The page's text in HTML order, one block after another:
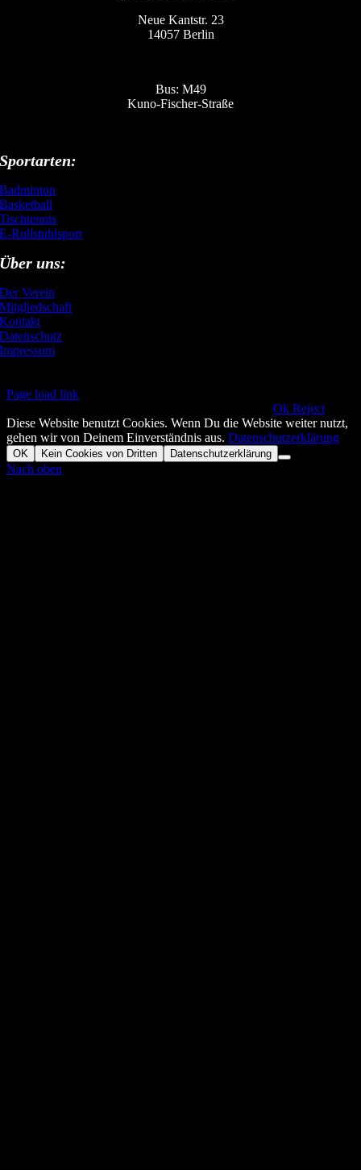
Neue Kantstr. 23
14057 Berlin
Bus: M49
Kuno-Fischer-Straße
Sportarten:
Badminton
Basketball
Tischtennis
E-Rollstuhlsport
Über uns:
Der Verein
Mitgliedschaft
Kontakt
Datenschutz
Impressum
Page load link
Ok Reject
Diese Website benutzt Cookies. Wenn Du die Website weiter nutzt,
gehen wir von Deinem Einverständnis aus. Datenschutzerklärung
OK Kein Cookies von Dritten Datenschutzerklärung
Nach oben